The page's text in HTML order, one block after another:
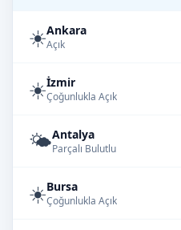
☀️Ankara
Açık
☀️İzmir
Çoğunlukla Açık
🌤️Antalya
Parçalı Bulutlu
☀️Bursa
Çoğunlukla Açık